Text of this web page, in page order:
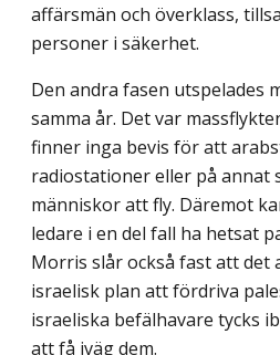
affärsmän och överklass,
personer i säkerhet.
Den andra fasen utspelades
samma år. Det var
finner inga bevis för att
radiostationer eller på annat
människor att fly. Däremot
ledare i en del fall ha hetsat
Morris slår också fast att det
israelisk plan att fördriva
israeliska befälhavare tycks
att få iväg dem.